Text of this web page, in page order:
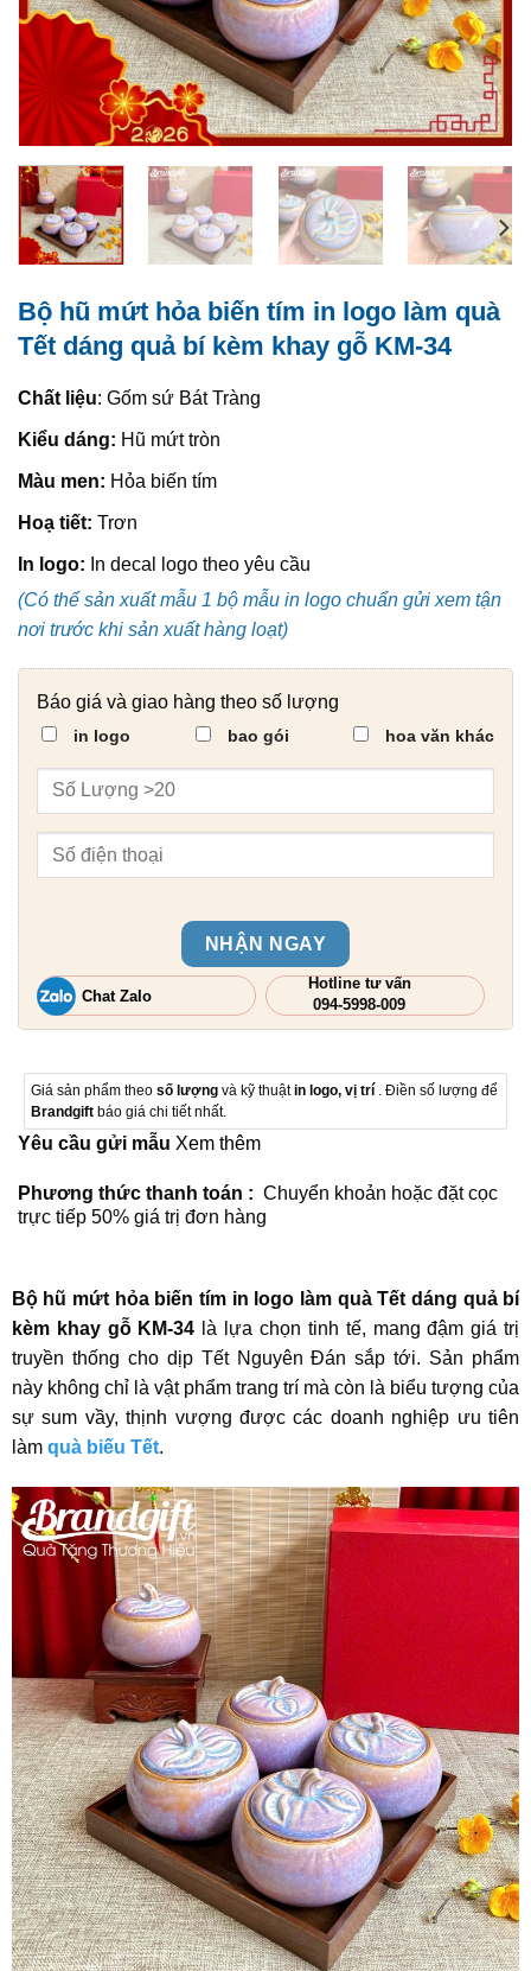
Bộ hũ mứt hỏa biến tím in logo làm quà
Tết dáng quả bí kèm khay gỗ KM-34
Chất liệu: Gốm sứ Bát Tràng
Kiểu dáng: Hũ mứt tròn
Màu men: Hỏa biến tím
Hoạ tiết: Trơn
In logo: In decal logo theo yêu cầu
(Có thể sản xuất mẫu 1 bộ mẫu in logo chuẩn gửi xem tận
nơi trước khi sản xuất hàng loạt)
Báo giá và giao hàng theo số lượng
in logo bao gói hoa văn khác
NHẬN NGAY
Chat Zalo
Hotline tư vấn
094-5998-009
Giá sản phẩm theo số lượng và kỹ thuậtin logo, vị trí . Điền số lượng để
Brandgift báo giá chi tiết nhất.
Yêu cầu gửi mẫu Xem thêm
Phương thức thanh toán : Chuyển khoản hoặc đặt cọc
trực tiếp 50% giá trị đơn hàng
Bộ hũ mứt hỏa biến tím in logo làm quà Tết dáng quả bí
kèm khay gỗ KM-34 là lựa chọn tinh tế, mang đậm giá trị
truyền thống cho dịp Tết Nguyên Đán sắp tới. Sản phẩm
này không chỉ là vật phẩm trang trí mà còn là biểu tượng của
sự sum vầy, thịnh vượng được các doanh nghiệp ưu tiên
làm quà biếu Tết.